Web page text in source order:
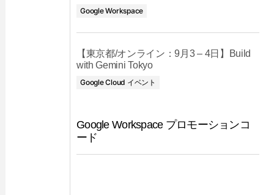
Google Workspace
【東京都/オンライン：9月3 – 4日】Build
with Gemini Tokyo
Google Cloud イベント
Google Workspace プロモーションコ
ード